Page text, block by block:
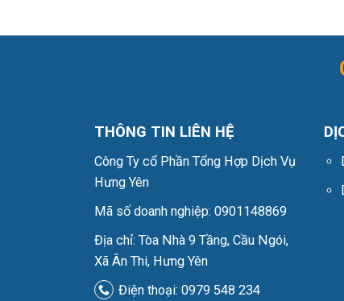
THÔNG TIN LIÊN HỆ
Công Ty cổ Phần Tổng Hợp Dịch Vụ
Hưng Yên
Mã số doanh nghiệp: 0901148869
Địa chỉ: Tòa Nhà 9 Tầng, Cầu Ngói,
Xã Ân Thi, Hưng Yên
Điện thoại: 0979 548 234